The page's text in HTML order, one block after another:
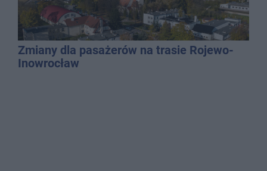
Zmiany dla pasażerów na trasie Rojewo-
Inowrocław